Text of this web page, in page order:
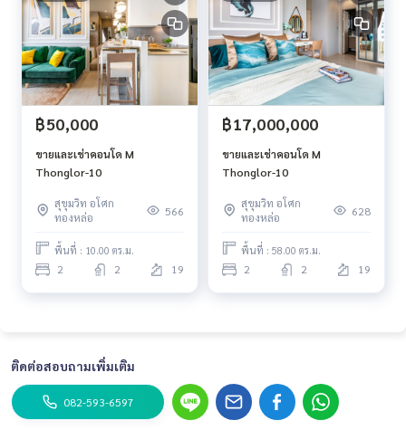
฿50,000
ขายและเช่าคอนโด M
Thonglor-10
สุขุมวิท อโศก
ทองหล่อ
566
พื้นที่ : 10.00 ตร.ม.
2 2 19
฿17,000,000
ขายและเช่าคอนโด M
Thonglor-10
สุขุมวิท อโศก
ทองหล่อ
628
พื้นที่ : 58.00 ตร.ม.
2 2 19
ติดต่อสอบถามเพิ่มเติม
082-593-6597